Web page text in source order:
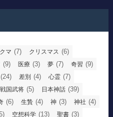
クマ (7) クリスマス (6)
(9) 医療 (3) 夢 (7) 奇習 (9)
(24) 差別 (4) 心霊 (7)
戦国武将 (5) 日本神話 (39)
(6) 生贄 (4) 神 (3) 神社 (4)
空想科学 (13) 聖書 (3)